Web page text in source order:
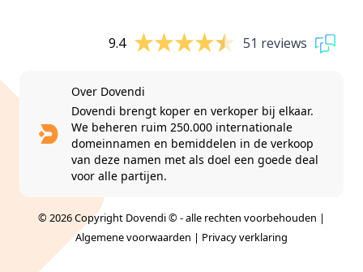
9.4 51 reviews
Over Dovendi
Dovendi brengt koper en verkoper bij elkaar.
We beheren ruim 250.000 internationale
domeinnamen en bemiddelen in de verkoop
van deze namen met als doel een goede deal
voor alle partijen.
© 2026 Copyright Dovendi © - alle rechten voorbehouden |
Algemene voorwaarden | Privacy verklaring